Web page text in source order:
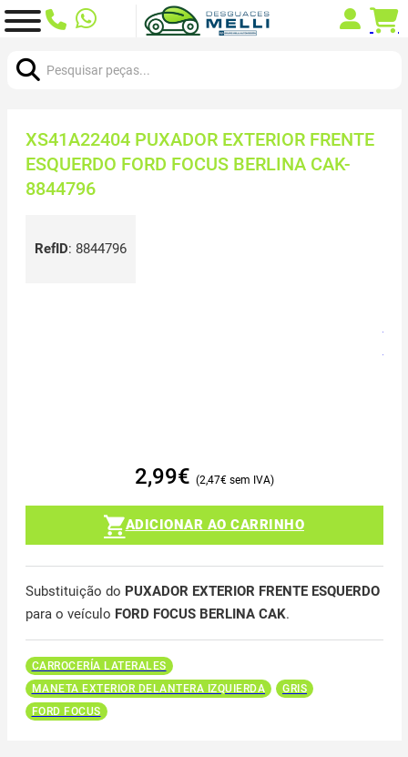
XS41A22404 PUXADOR EXTERIOR FRENTE
ESQUERDO FORD FOCUS BERLINA CAK-
8844796
RefID: 8844796
2,99€ 2,47€
ADICIONAR AO CARRINHO
Substituição do PUXADOR EXTERIOR FRENTE ESQUERDO
para o veículo FORD FOCUS BERLINA CAK.
CARROCERÍA LATERALES
MANETA EXTERIOR DELANTERA IZQUIERDA
GRIS
FORD FOCUS